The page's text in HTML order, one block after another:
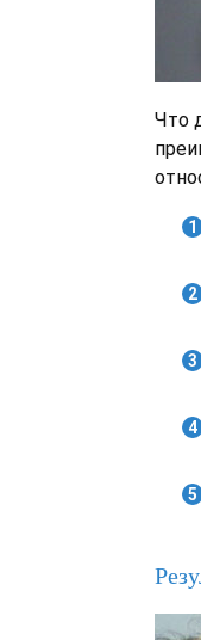
Что